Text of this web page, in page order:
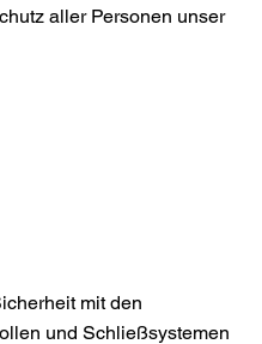
aller Personen unser
mit den
und Schließsystemen